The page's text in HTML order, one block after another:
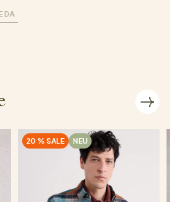
DA
20 % SALE NEU